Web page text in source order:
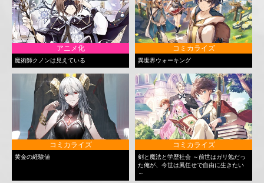
アニメ化
魔術師クノンは見えている
コミカライズ
異世界ウォーキング
コミカライズ
黄金の経験値
コミカライズ
剣と魔法と学歴社会 ～前世はガリ勉だっ
た俺が、今世は風任せで自由に生きたい
～